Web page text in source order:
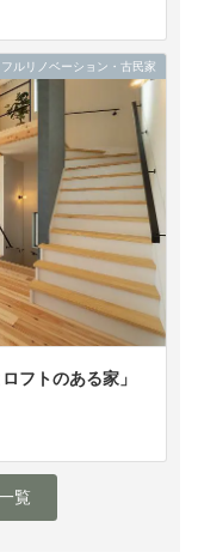
フルリノベーション・古民家
フトのある家」
覧